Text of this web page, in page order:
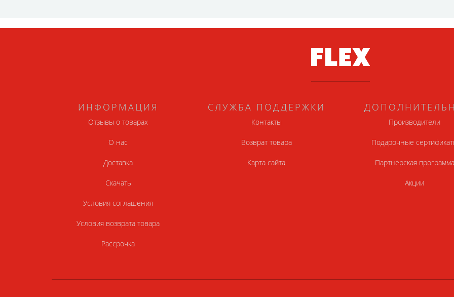
ИНФОРМАЦИЯ
Отзывы о товарах
О нас
Доставка
Скачать
Условия соглашения
Условия возврата товара
Рассрочка
СЛУЖБА ПОДДЕРЖКИ
Контакты
Возврат товара
Карта сайта
Производители
Подарочные
Партнерская программа
Акции